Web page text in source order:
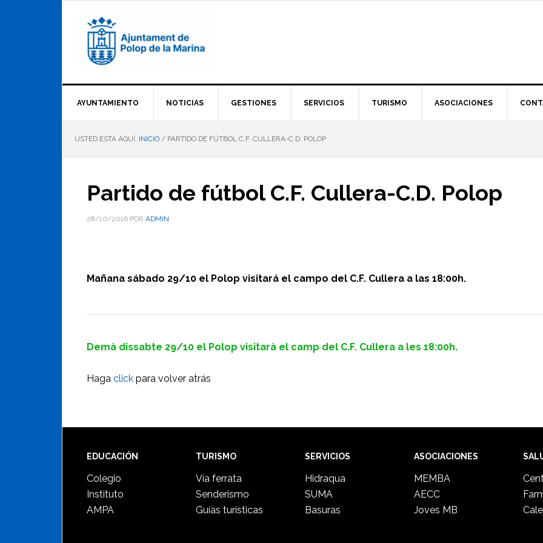
AYUNTAMIENTO NOTICIAS GESTIONES SERVICIOS TURISMO ASOCIACIONES
USTED ESTÁ AQUÍ: INICIO / PARTIDO DE FÚTBOL C.F. CULLERA-C.D. POLOP
Partido de fútbol C.F. Cullera-C.D. Polop
28/10/2016 POR ADMIN
Mañana sábado 29/10 el Polop visitará el campo del C.F. Cullera a las 18:00h.
Demà dissabte 29/10 el Polop visitarà el camp del C.F. Cullera a les 18:00h.
Haga click para volver atrás
Footer
EDUCACIÓN
Colegio
Instituto
AMPA
TURISMO
Vía ferrata
Senderismo
Guías turísticas
SERVICIOS
Hidraqua
SUMA
Basuras
ASOCIACIONES
MEMBA
AECC
Joves MB